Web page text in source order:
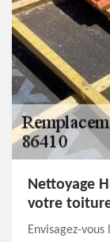
Nettoyage
votre
Envisagez-